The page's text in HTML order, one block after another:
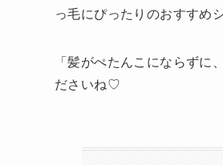
っ毛にぴったりのおすすめ
「髪がぺたんこにならずに
ださいね♡